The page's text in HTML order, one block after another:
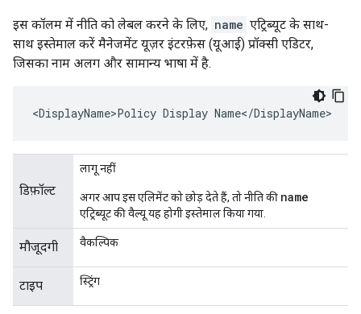
इस कॉलम में नीति को लेबल करने के लिए, name एट्रिब्यूट के साथ-
साथ इस्तेमाल करें मैनेजमेंट यूज़र इंटरफ़ेस (यूआई) प्रॉक्सी एडिटर,
जिसका नाम अलग और सामान्य भाषा में है.
<DisplayName>Policy Display Name</DisplayName>
डिफ़ॉल्ट
लागू नहीं
अगर आप इस एलिमेंट को छोड़ देते हैं, तो नीति की name
एट्रिब्यूट की वैल्यू यह होगी इस्तेमाल किया गया.
मौजूदगी वैकल्पिक
टाइप स्ट्रिंग